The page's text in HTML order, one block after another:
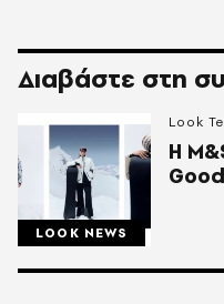
Διαβάστε στη
LOOK NEWS
Η
Look